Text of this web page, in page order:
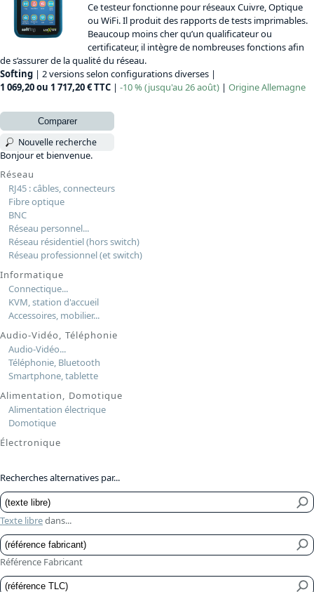
Ce testeur fonctionne pour réseaux Cuivre, Optique
ou WiFi. Il produit des rapports de tests imprimables.
Beaucoup moins cher qu’un qualificateur ou
certificateur, il intègre de nombreuses fonctions afin
de s’assurer de la qualité du réseau.
Softing | 2 versions selon configurations diverses |
1 069,20 ou 1 717,20 € TTC | -10 % (jusqu'au 26 août) | OrigineAllemagne
Comparer
Nouvelle recherche
Bonjour et bienvenue.
Réseau
RJ45 : câbles, connecteurs
Fibre optique
BNC
Réseau personnel...
Réseau résidentiel (hors switch)
Réseau professionnel (et switch)
Informatique
Connectique...
KVM, station d'accueil
Accessoires, mobilier...
Audio-Vidéo, Téléphonie
Audio-Vidéo...
Téléphonie, Bluetooth
Smartphone, tablette
Alimentation, Domotique
Alimentation électrique
Domotique
Électronique
Recherches alternatives par...
Texte libredans...
Référence Fabricant